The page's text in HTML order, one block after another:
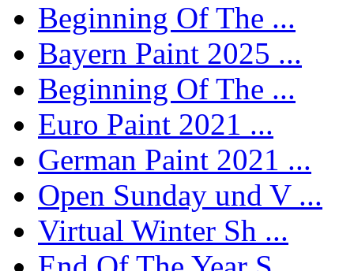
Beginning Of The ...
Bayern Paint 2025 ...
Beginning Of The ...
Euro Paint 2021 ...
German Paint 2021 ...
Open Sunday und V ...
Virtual Winter Sh ...